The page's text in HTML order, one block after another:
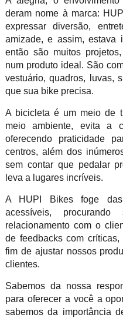
deram nome à marca:
expressar diversão,
amizade, e assim, estava
então são muitos
num produto ideal. São
vestuário, quadros, luvas,
que sua bike precisa.
A bicicleta é um meio de
meio ambiente, evita a
oferecendo praticidade
centros, além dos
sem contar que pedalar
leva a lugares incríveis.
A HUPI Bikes foge das
acessíveis,
relacionamento com o
de feedbacks com
fim de ajustar nossos
clientes.
Sabemos da nossa
para oferecer a você a
sabemos da importância